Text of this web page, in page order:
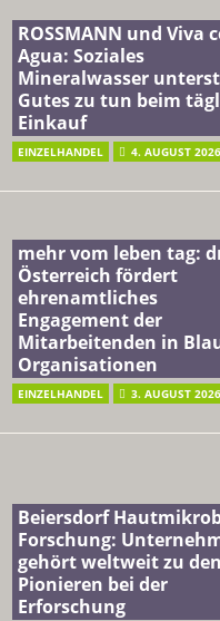
ROSSMANN und Viva
Agua: Soziales
Mineralwasser
Gutes zu tun beim
Einkauf
EINZELHANDEL 4. AUGUST 2026
mehr vom leben tag:
Österreich fördert
ehrenamtliches
Engagement der
Mitarbeitenden in
Organisationen
EINZELHANDEL 3. AUGUST 2026
Beiersdorf
Forschung:
gehört weltweit zu den
Pionieren bei der
Erforschung